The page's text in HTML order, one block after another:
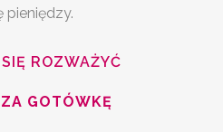
pieniędzy.
ROZWAŻYĆ
GOTÓWKĘ